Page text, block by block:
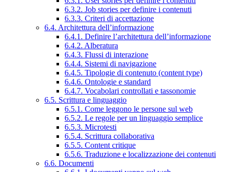
6.3.2. Job stories per definire i contenuti
6.3.3. Criteri di accettazione
6.4. Architettura dell’informazione
6.4.1. Definire l’architettura dell’informazione
6.4.2. Alberatura
6.4.3. Flussi di interazione
6.4.4. Sistemi di navigazione
6.4.5. Tipologie di contenuto (content type)
6.4.6. Ontologie e standard
6.4.7. Vocabolari controllati e tassonomie
6.5. Scrittura e linguaggio
6.5.1. Come leggono le persone sul web
6.5.2. Le regole per un linguaggio semplice
6.5.3. Microtesti
6.5.4. Scrittura collaborativa
6.5.5. Content critique
6.5.6. Traduzione e localizzazione dei contenuti
6.6. Documenti